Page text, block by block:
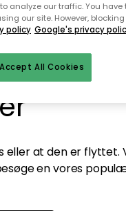
ikke
at den er flyttet.
en vores
analyze our traffic. You
our site. However,
policy Google's privacy
Accept All Cookies